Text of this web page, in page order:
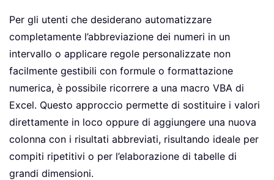
Per gli utenti che desiderano automatizzare
completamente l’abbreviazione dei numeri in un
intervallo o applicare regole personalizzate non
facilmente gestibili con formule o formattazione
numerica, è possibile ricorrere a una macro VBA di
Excel. Questo approccio permette di sostituire i valori
direttamente in loco oppure di aggiungere una nuova
colonna con i risultati abbreviati, risultando ideale per
compiti ripetitivi o per l’elaborazione di tabelle di
grandi dimensioni.